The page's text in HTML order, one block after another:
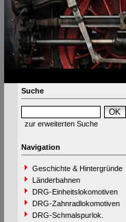
Suche
zur erweiterten Suche
Navigation
Geschichte & Hintergründe
Länderbahnen
DRG-Einheitslokomotiven
DRG-Zahnradlokomotiven
DRG-Schmalspurlok.